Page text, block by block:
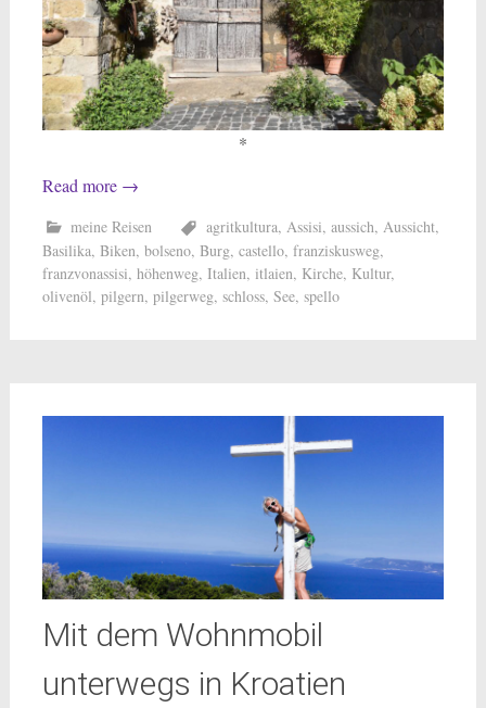
*
Read more →
meine Reisen agritkultura, Assisi, aussich, Aussicht,
Basilika, Biken, bolseno, Burg, castello, franziskusweg,
franzvonassisi, höhenweg, Italien, itlaien, Kirche, Kultur,
olivenöl, pilgern, pilgerweg, schloss, See, spello
Mit dem Wohnmobil
unterwegs in Kroatien